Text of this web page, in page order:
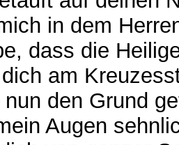
in dem
dass die
am
nun den Grund
Augen